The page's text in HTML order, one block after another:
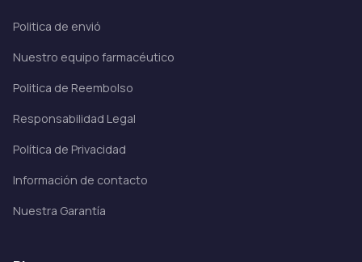
Politica de envió
Nuestro equipo farmacéutico
Politica de Reembolso
Responsabilidad Legal
Política de Privacidad
Información de contacto
Nuestra Garantía